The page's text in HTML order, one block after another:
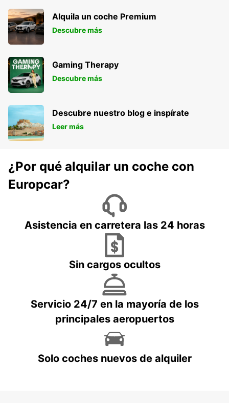
Alquila un coche Premium
Descubre más
Gaming Therapy
Descubre más
Descubre nuestro blog e inspírate
Leer más
¿Por qué alquilar un coche con
Europcar?
Asistencia en carretera las 24 horas
Sin cargos ocultos
Servicio 24/7 en la mayoría de los
principales aeropuertos
Solo coches nuevos de alquiler